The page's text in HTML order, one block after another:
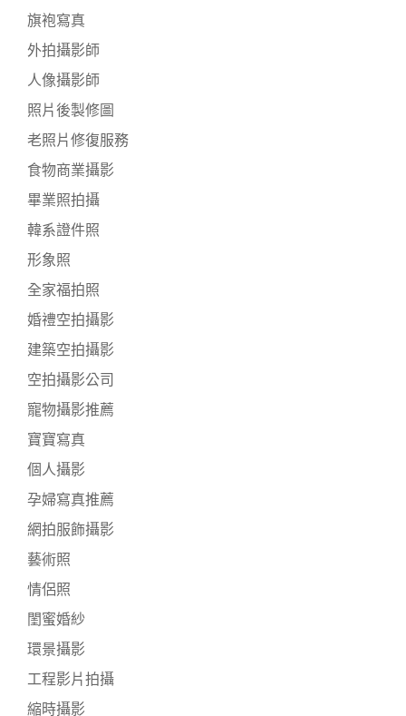
旗袍寫真
外拍攝影師
人像攝影師
照片後製修圖
老照片修復服務
食物商業攝影
畢業照拍攝
韓系證件照
形象照
全家福拍照
婚禮空拍攝影
建築空拍攝影
空拍攝影公司
寵物攝影推薦
寶寶寫真
個人攝影
孕婦寫真推薦
網拍服飾攝影
藝術照
情侶照
閨蜜婚紗
環景攝影
工程影片拍攝
縮時攝影